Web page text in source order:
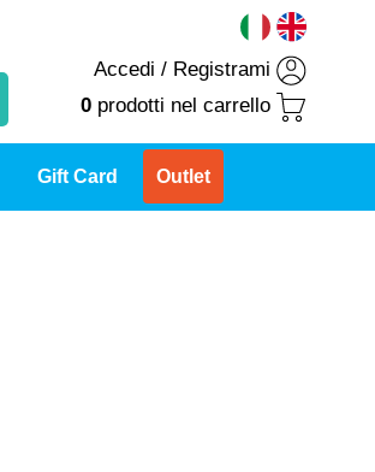
Accedi / Registrami
0 prodotti nel carrello
Gift Card Outlet